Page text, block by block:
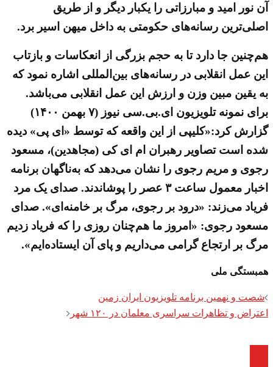
آن نور امید و مبارزاتی را یکبار دیگر و از طریق
اصلی‌ترین رسانه‌های حکومتی به داخل میهن اسیر برد.
هم‌چنین جا دارد تا به حجم بزرگی از انعکاسات و بازتاب
این عمل انقلابی در رسانه‌های بین‌المللی اشاره نمود که
به یقین مبین وزن و ارزش این عمل انقلابی می‌باشد.
برای نمونه تلویزیون ای.بی.سی نیوز (۷ بهمن ۱۴۰۰)
گزارش کرد:«کلیپی از این واقعه که توسط «ای پی» دیده
شده است تصاویر رهبران ام ای کی (مجاهدین)، مسعود
رجوی و مریم رجوی را نشان می‌دهد که به‌ناگهان برنامه
اخبار معمول ساعت ۳ عصر را پوشاندند. صدای یک مرد
فریاد می‌زند: «درود بر رجوی، مرگ بر خامنه‌ای». صدای
مسعود رجوی: «امروز ما هم‌چنان روزی را که فریاد زدیم
مرگ بر ارتجاع گرامی می‌داریم و پای آن ایستاده‌ایم».
همبستگی ملی
Post
navigation
شصت و نهمین برنامه تلویزیون ایران زمین
اعتراض و تظاهرات سراسری معلمان در ۱۲۰ شهر